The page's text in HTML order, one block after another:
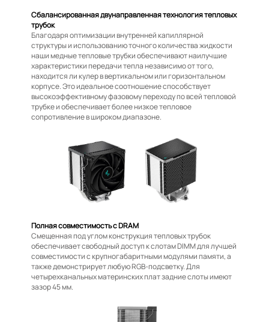
Сбалансированная двунаправленная технология тепловых
трубок
Благодаря оптимизации внутренней капиллярной
структуры и использованию точного количества жидкости
наши медные тепловые трубки обеспечивают наилучшие
характеристики передачи тепла независимо от того,
находится ли кулер в вертикальном или горизонтальном
корпусе. Это идеальное соотношение способствует
высокоэффективному фазовому переходу по всей тепловой
трубке и обеспечивает более низкое тепловое
сопротивление в широком диапазоне.
Полная совместимость с DRAM
Смещенная под углом конструкция тепловых трубок
обеспечивает свободный доступ к слотам DIMM для лучшей
совместимости с крупногабаритными модулями памяти, а
также демонстрирует любую RGB-подсветку. Для
четырехканальных материнских плат задние слоты имеют
зазор 45 мм.